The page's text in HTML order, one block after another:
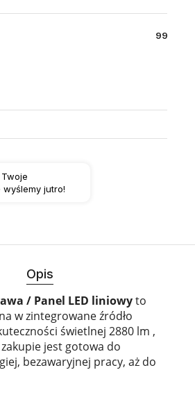
99
wyślemy jutro!
Opis
/ Panel LED liniowyto
w zintegrowane źródło
świetlnej 2880 lm ,
jest gotowa do
bezawaryjnej pracy, aż do